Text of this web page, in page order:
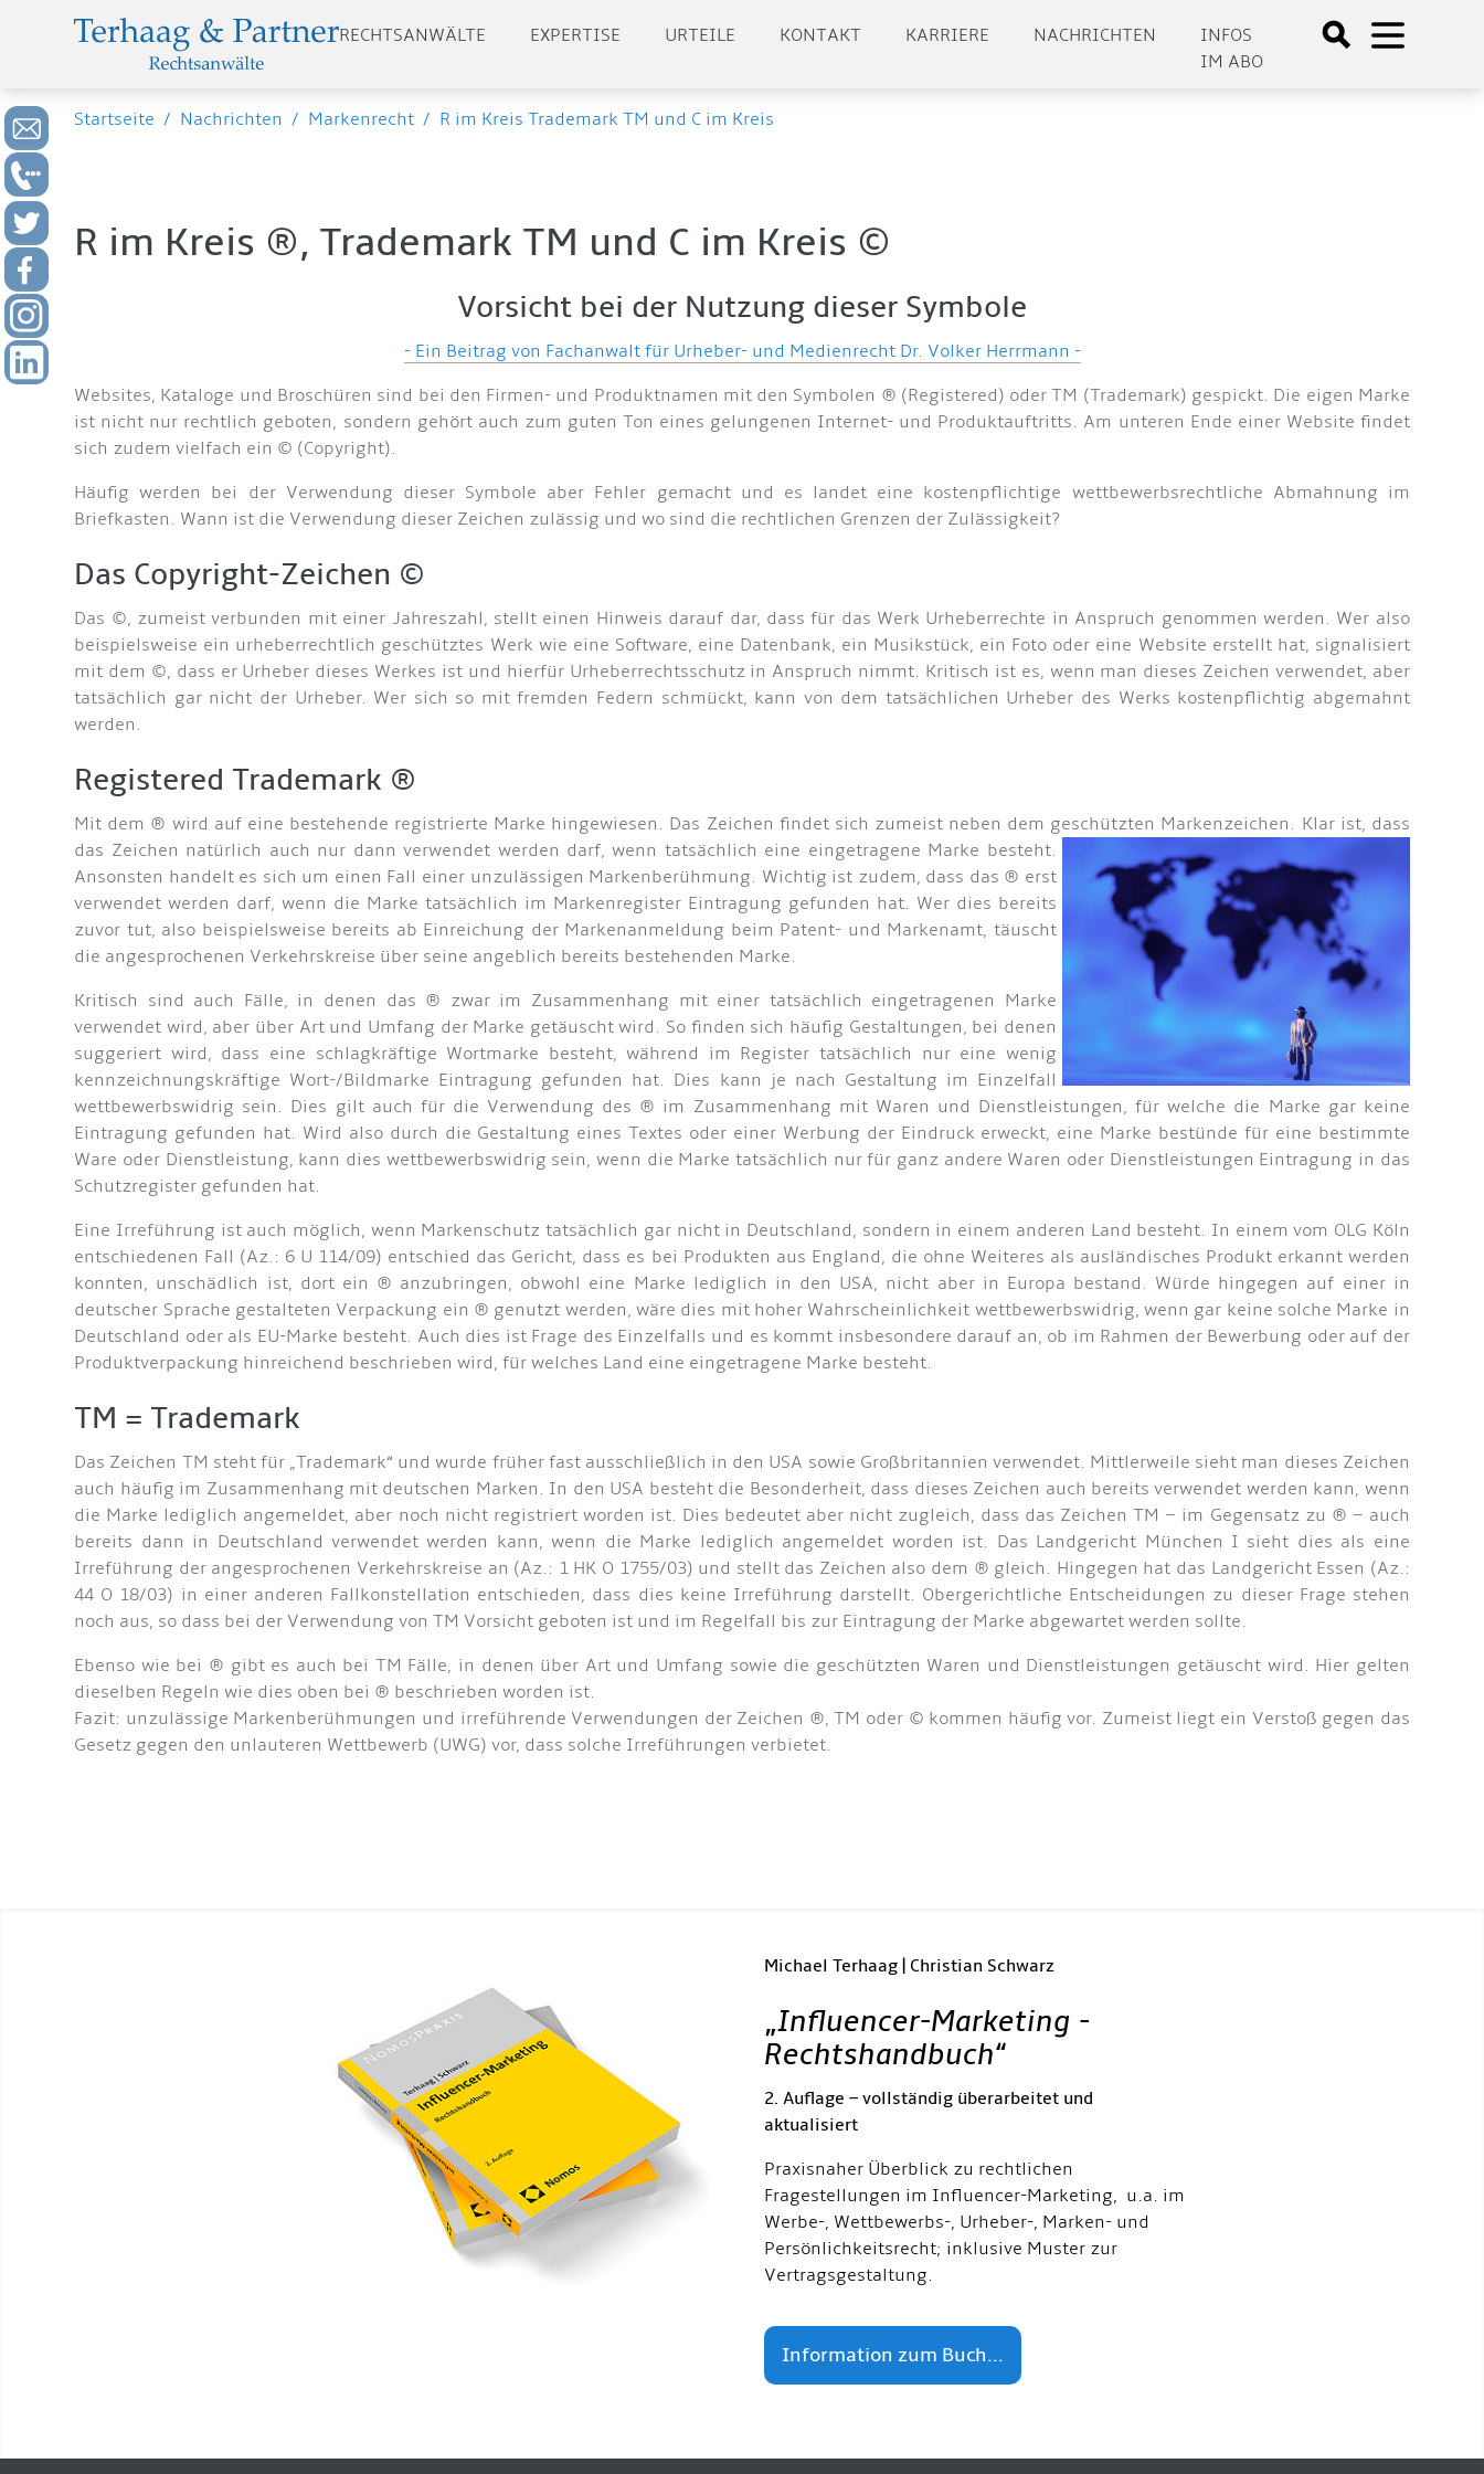
RECHTSANWÄLTE EXPERTISE URTEILE KONTAKT KARRIERE NACHRICHTEN
INFOS
IM ABO
Startseite / Nachrichten / Markenrecht / R im Kreis Trademark TM und C im Kreis
R im Kreis ®, Trademark TM und C im Kreis ©
Vorsicht bei der Nutzung dieser Symbole
- Ein Beitrag von Fachanwalt für Urheber- und Medienrecht Dr. Volker Herrmann -
Websites, Kataloge und Broschüren sind bei den Firmen- und Produktnamen mit den Symbolen ® (Registered) oder TM (Trademark) gespickt. Die eigen Marke
ist nicht nur rechtlich geboten, sondern gehört auch zum guten Ton eines gelungenen Internet- und Produktauftritts. Am unteren Ende einer Website findet
sich zudem vielfach ein © (Copyright).
Häufig werden bei der Verwendung dieser Symbole aber Fehler gemacht und es landet eine kostenpflichtige wettbewerbsrechtliche Abmahnung im
Briefkasten. Wann ist die Verwendung dieser Zeichen zulässig und wo sind die rechtlichen Grenzen der Zulässigkeit?
Das Copyright-Zeichen ©
Das ©, zumeist verbunden mit einer Jahreszahl, stellt einen Hinweis darauf dar, dass für das Werk Urheberrechte in Anspruch genommen werden. Wer also
beispielsweise ein urheberrechtlich geschütztes Werk wie eine Software, eine Datenbank, ein Musikstück, ein Foto oder eine Website erstellt hat, signalisiert
mit dem ©, dass er Urheber dieses Werkes ist und hierfür Urheberrechtsschutz in Anspruch nimmt. Kritisch ist es, wenn man dieses Zeichen verwendet, aber
tatsächlich gar nicht der Urheber. Wer sich so mit fremden Federn schmückt, kann von dem tatsächlichen Urheber des Werks kostenpflichtig abgemahnt
werden.
Registered Trademark ®
Mit dem ® wird auf eine bestehende registrierte Marke hingewiesen. Das Zeichen findet sich zumeist neben dem geschützten Markenzeichen. Klar ist, dass
das Zeichen natürlich auch nur dann verwendet werden darf, wenn tatsächlich eine eingetragene Marke besteht.
Ansonsten handelt es sich um einen Fall einer unzulässigen Markenberühmung. Wichtig ist zudem, dass das ® erst
verwendet werden darf, wenn die Marke tatsächlich im Markenregister Eintragung gefunden hat. Wer dies bereits
zuvor tut, also beispielsweise bereits ab Einreichung der Markenanmeldung beim Patent- und Markenamt, täuscht
die angesprochenen Verkehrskreise über seine angeblich bereits bestehenden Marke.
Kritisch sind auch Fälle, in denen das ® zwar im Zusammenhang mit einer tatsächlich eingetragenen Marke
verwendet wird, aber über Art und Umfang der Marke getäuscht wird. So finden sich häufig Gestaltungen, bei denen
suggeriert wird, dass eine schlagkräftige Wortmarke besteht, während im Register tatsächlich nur eine wenig
kennzeichnungskräftige Wort-/Bildmarke Eintragung gefunden hat. Dies kann je nach Gestaltung im Einzelfall
wettbewerbswidrig sein. Dies gilt auch für die Verwendung des ® im Zusammenhang mit Waren und Dienstleistungen, für welche die Marke gar keine
Eintragung gefunden hat. Wird also durch die Gestaltung eines Textes oder einer Werbung der Eindruck erweckt, eine Marke bestünde für eine bestimmte
Ware oder Dienstleistung, kann dies wettbewerbswidrig sein, wenn die Marke tatsächlich nur für ganz andere Waren oder Dienstleistungen Eintragung in das
Schutzregister gefunden hat.
Eine Irreführung ist auch möglich, wenn Markenschutz tatsächlich gar nicht in Deutschland, sondern in einem anderen Land besteht. In einem vom OLG Köln
entschiedenen Fall (Az.: 6 U 114/09) entschied das Gericht, dass es bei Produkten aus England, die ohne Weiteres als ausländisches Produkt erkannt werden
konnten, unschädlich ist, dort ein ® anzubringen, obwohl eine Marke lediglich in den USA, nicht aber in Europa bestand. Würde hingegen auf einer in
deutscher Sprache gestalteten Verpackung ein ® genutzt werden, wäre dies mit hoher Wahrscheinlichkeit wettbewerbswidrig, wenn gar keine solche Marke in
Deutschland oder als EU-Marke besteht. Auch dies ist Frage des Einzelfalls und es kommt insbesondere darauf an, ob im Rahmen der Bewerbung oder auf der
Produktverpackung hinreichend beschrieben wird, für welches Land eine eingetragene Marke besteht.
TM = Trademark
Das Zeichen TM steht für „Trademark“ und wurde früher fast ausschließlich in den USA sowie Großbritannien verwendet. Mittlerweile sieht man dieses Zeichen
auch häufig im Zusammenhang mit deutschen Marken. In den USA besteht die Besonderheit, dass dieses Zeichen auch bereits verwendet werden kann, wenn
die Marke lediglich angemeldet, aber noch nicht registriert worden ist. Dies bedeutet aber nicht zugleich, dass das Zeichen TM – im Gegensatz zu ® – auch
bereits dann in Deutschland verwendet werden kann, wenn die Marke lediglich angemeldet worden ist. Das Landgericht München I sieht dies als eine
Irreführung der angesprochenen Verkehrskreise an (Az.: 1 HK O 1755/03) und stellt das Zeichen also dem ® gleich. Hingegen hat das Landgericht Essen (Az.:
44 O 18/03) in einer anderen Fallkonstellation entschieden, dass dies keine Irreführung darstellt. Obergerichtliche Entscheidungen zu dieser Frage stehen
noch aus, so dass bei der Verwendung von TM Vorsicht geboten ist und im Regelfall bis zur Eintragung der Marke abgewartet werden sollte.
Ebenso wie bei ® gibt es auch bei TM Fälle, in denen über Art und Umfang sowie die geschützten Waren und Dienstleistungen getäuscht wird. Hier gelten
dieselben Regeln wie dies oben bei ® beschrieben worden ist.
Fazit: unzulässige Markenberühmungen und irreführende Verwendungen der Zeichen ®, TM oder © kommen häufig vor. Zumeist liegt ein Verstoß gegen das
Gesetz gegen den unlauteren Wettbewerb (UWG) vor, dass solche Irreführungen verbietet.
Michael Terhaag | Christian Schwarz
„Influencer-Marketing -
Rechtshandbuch“
2. Auflage – vollständig überarbeitet und
aktualisiert
Praxisnaher Überblick zu rechtlichen
Fragestellungen im Influencer-Marketing, u.a. im
Werbe-, Wettbewerbs-, Urheber-, Marken- und
Persönlichkeitsrecht; inklusive Muster zur
Vertragsgestaltung.
Information zum Buch...